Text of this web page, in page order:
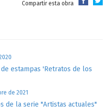
Compartir esta obra
estampas 'Retratos de los
de 2021
de la serie "Artistas actuales"